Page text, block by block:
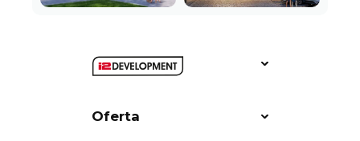
Oferta